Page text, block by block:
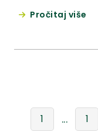
je 55.752,
Pročitaj više
1 ... 1